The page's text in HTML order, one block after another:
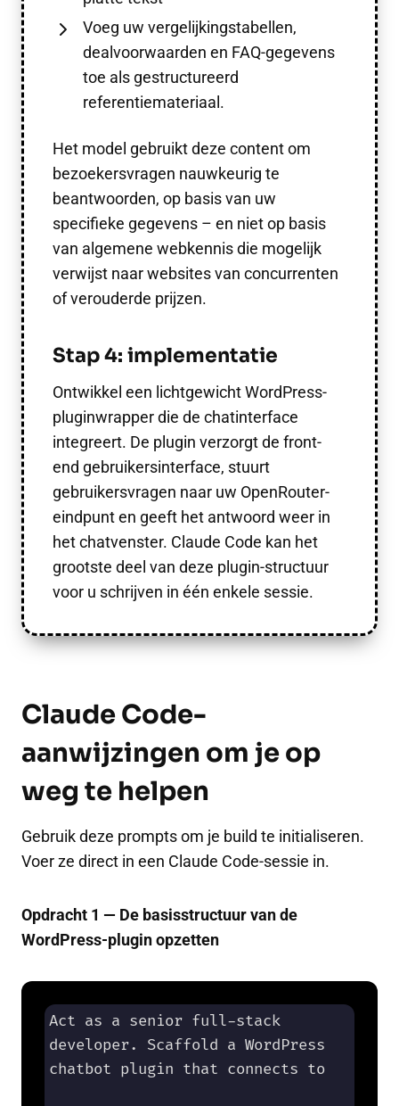
Voeg uw vergelijkingstabellen,
dealvoorwaarden en FAQ-gegevens
toe als gestructureerd
referentiemateriaal.
Het model gebruikt deze content om
bezoekersvragen nauwkeurig te
beantwoorden, op basis van uw
specifieke gegevens – en niet op basis
van algemene webkennis die mogelijk
verwijst naar websites van concurrenten
of verouderde prijzen.
Stap 4: implementatie
Ontwikkel een lichtgewicht WordPress-
pluginwrapper die de chatinterface
integreert. De plugin verzorgt de front-
end gebruikersinterface, stuurt
gebruikersvragen naar uw OpenRouter-
eindpunt en geeft het antwoord weer in
het chatvenster. Claude Code kan het
grootste deel van deze plugin-structuur
voor u schrijven in één enkele sessie.
Claude Code-
aanwijzingen om je op
weg te helpen
Gebruik deze prompts om je build te initialiseren.
Voer ze direct in een Claude Code-sessie in.
Opdracht 1 — De basisstructuur van de
WordPress-plugin opzetten
Act as a senior full-stack
developer. Scaffold a WordPress
chatbot plugin that connects to